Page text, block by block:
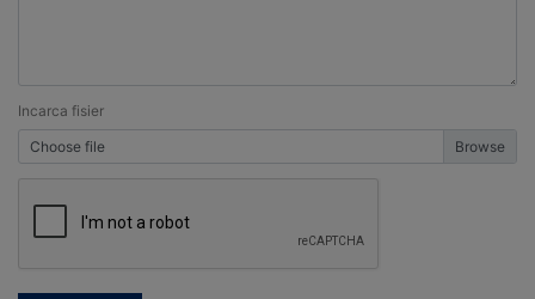
Incarca fisier
Choose file